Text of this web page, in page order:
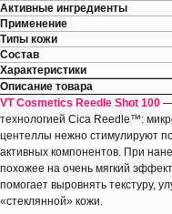
Активные ингредиенты
Применение
Типы кожи
Состав
Характеристики
Описание товара
VT Cosmetics Reedle Shot 100 —
технологией Cica Reedle™:
центеллы нежно стимулируют
активных компонентов. При
похожее на очень мягкий
помогает выровнять текстуру,
«стеклянной» кожи.